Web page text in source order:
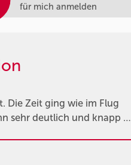
für mich anmelden
Die Zeit ging wie im Flug
sehr deutlich und knapp …